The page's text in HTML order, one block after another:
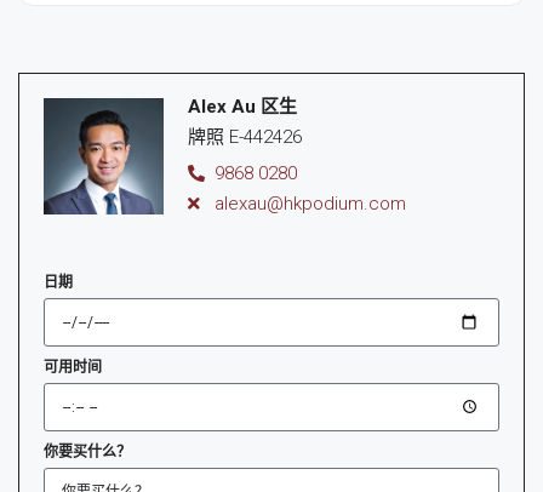
Alex Au 区生
牌照 E-442426
9868 0280
alexau@hkpodium.com
日期
可用时间
你要买什么？